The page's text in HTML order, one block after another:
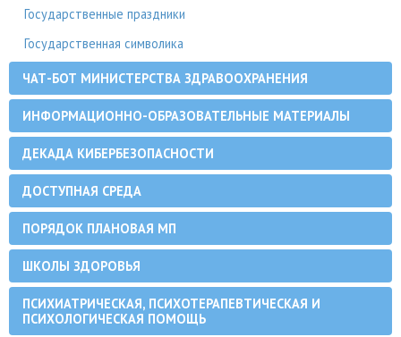
Государственные праздники
Государственная символика
ЧАТ-БОТ МИНИСТЕРСТВА ЗДРАВООХРАНЕНИЯ
ИНФОРМАЦИОННО-ОБРАЗОВАТЕЛЬНЫЕ МАТЕРИАЛЫ
ДЕКАДА КИБЕРБЕЗОПАСНОСТИ
ДОСТУПНАЯ СРЕДА
ПОРЯДОК ПЛАНОВАЯ МП
ШКОЛЫ ЗДОРОВЬЯ
ПСИХИАТРИЧЕСКАЯ, ПСИХОТЕРАПЕВТИЧЕСКАЯ И
ПСИХОЛОГИЧЕСКАЯ ПОМОЩЬ